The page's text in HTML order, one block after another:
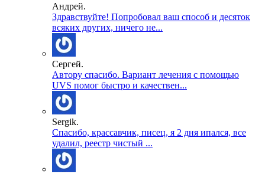
Андрей.
Здравствуйте! Попробовал ваш способ и десяток
всяких других, ничего не...
Сергей.
Автору спасибо. Вариант лечения с помощью
UVS помог быстро и качествен...
Sergik.
Спасибо, крассавчик, писец, я 2 дня ипался, все
удалил, реестр чистый ...